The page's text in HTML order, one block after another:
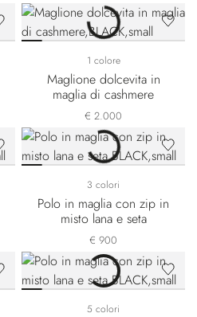
1 colore
Maglione dolcevita in
maglia di cashmere
€ 2.000
3 colori
Polo in maglia con zip in
misto lana e seta
€ 900
5 colori